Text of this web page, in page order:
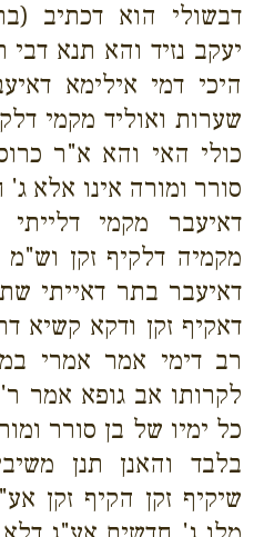
דבשולי הוא דכתיב
יעקב נזיד והא תנא
היכי דמי אילימא
שערות ואוליד מקמי
כולי האי והא א"ר
סורר ומורה אינו אלא
דאיעבר מקמי
מקמיה דלקיף זקן
דאיעבר בתר דאייתי
דאקיף זקן ודקא קשיא
רב דימי אמר אמרי
לקרותו אב גופא אמר
כל ימיו של בן סורר
בלבד והאנן תנן
שיקיף זקן הקיף זקן